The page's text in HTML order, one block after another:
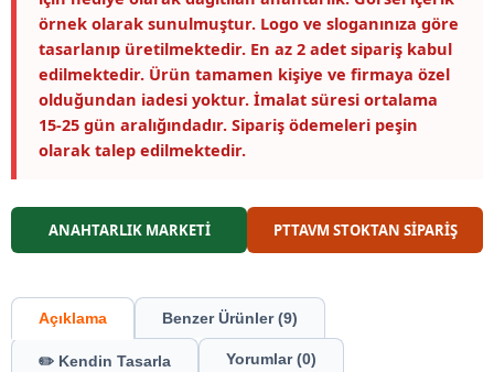
örnek olarak sunulmuştur. Logo ve sloganınıza göre
tasarlanıp üretilmektedir. En az 2 adet sipariş kabul
edilmektedir. Ürün tamamen kişiye ve firmaya özel
olduğundan iadesi yoktur. İmalat süresi ortalama
15-25 gün aralığındadır. Sipariş ödemeleri peşin
olarak talep edilmektedir.
ANAHTARLIK MARKETİ PTTAVM STOKTAN SİPARİŞ
Açıklama Benzer Ürünler (9)
✏️ Kendin Tasarla Yorumlar (0)